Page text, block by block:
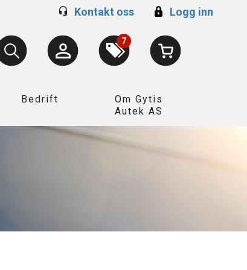
Kontakt oss Logg inn
7
Bedrift
Om Gytis
Autek AS